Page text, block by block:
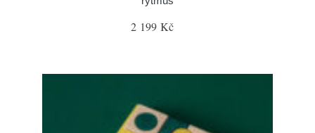
2 199 Kč